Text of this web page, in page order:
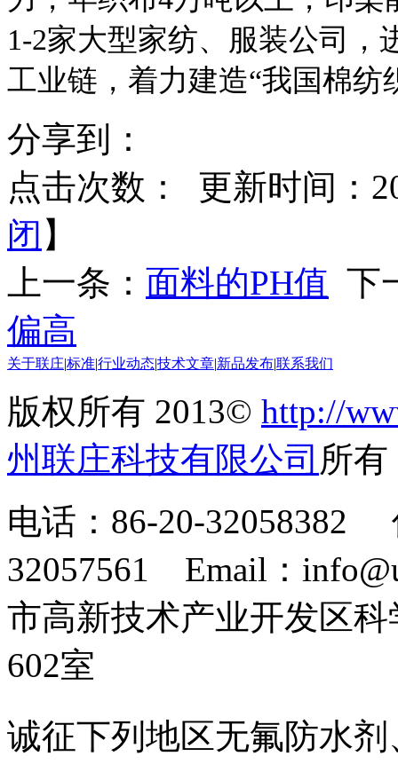
1-2家大型家纺、服装公司，
工业链，着力建造“我国棉纺
分享到：
点击次数：
更新时间：
闭 】
上一条： 面料的PH值 下
偏高
关于联庄标准行业动态技术文章 新品发布联系我们
版权所有 2013© http://
州联庄科技有限公司 所
电话：86-20-32058382
32057561 Email：
市高新技术产业开发区
602室
诚征下列地区无氟防水